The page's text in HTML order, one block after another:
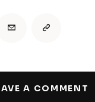
A COMMENT